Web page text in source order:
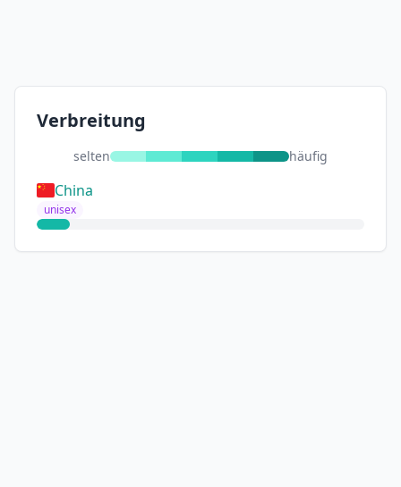
Verbreitung
selten häufig
China
unisex